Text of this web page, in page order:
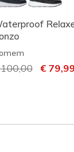
compara
€ 79,99